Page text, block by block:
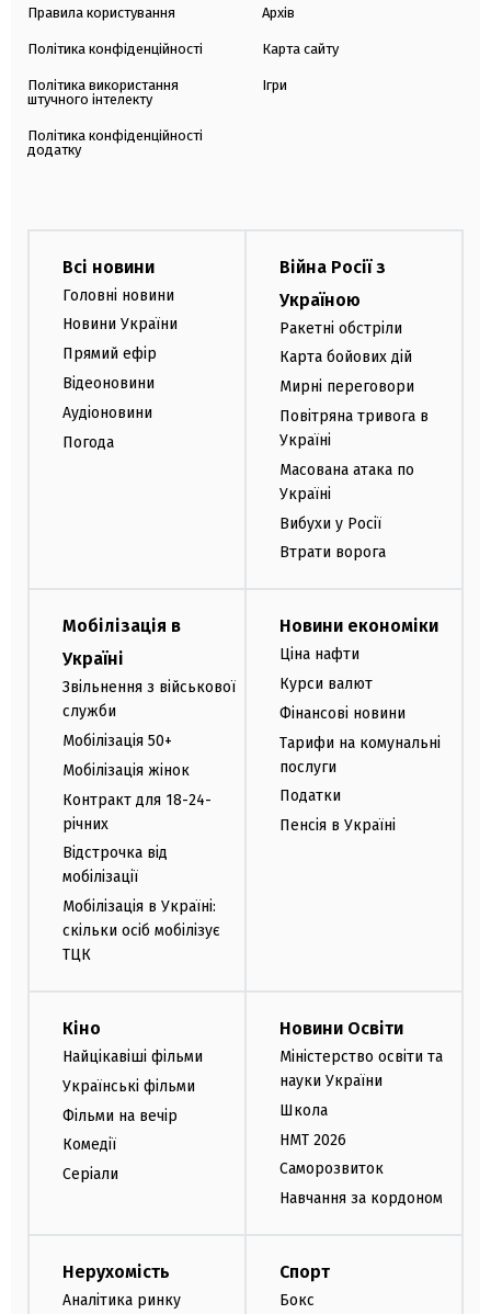
Правила користування
Політика конфіденційності
Політика використання
штучного інтелекту
Політика конфіденційності
додатку
Архів
Карта сайту
Ігри
Всі новини
Головні новини
Новини України
Прямий ефір
Відеоновини
Аудіоновини
Погода
Війна Росії з
Україною
Ракетні обстріли
Карта бойових дій
Мирні переговори
Повітряна тривога в
Україні
Масована атака по
Україні
Вибухи у Росії
Втрати ворога
Мобілізація в
Україні
Звільнення з військової
служби
Мобілізація 50+
Мобілізація жінок
Контракт для 18-24-
річних
Відстрочка від
мобілізації
Мобілізація в Україні:
скільки осіб мобілізує
ТЦК
Новини економіки
Ціна нафти
Курси валют
Фінансові новини
Тарифи на комунальні
послуги
Податки
Пенсія в Україні
Кіно
Найцікавіші фільми
Українські фільми
Фільми на вечір
Комедії
Серіали
Новини Освіти
Міністерство освіти та
науки України
Школа
НМТ 2026
Саморозвиток
Навчання за кордоном
Нерухомість
Аналітика ринку
Спорт
Бокс